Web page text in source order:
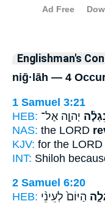
Englishman's
niḡ·lāh — 4
1 Samuel 3:21
HEB: יְהוָ֧ה אֶל־
NAS: the LORD
KJV: for the LORD
INT: Shiloh
2 Samuel 6:20
HEB: הַיּוֹם֙ לְעֵינֵ֨י